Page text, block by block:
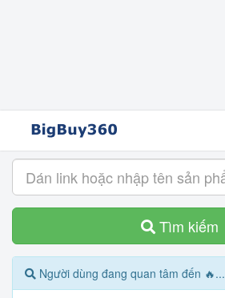
Tìm kiếm
Người dùng đang quan tâm đến 🔥...